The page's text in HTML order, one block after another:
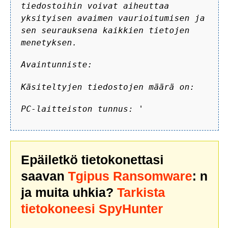
tiedostoihin voivat aiheuttaa
yksityisen avaimen vaurioitumisen ja
sen seurauksena kaikkien tietojen
menetyksen.
Avaintunniste:
Käsiteltyjen tiedostojen määrä on:
PC-laitteiston tunnus: '
Epäiletkö tietokonettasi
saavan Tgipus Ransomware: n
ja muita uhkia? Tarkista
tietokoneesi SpyHunter